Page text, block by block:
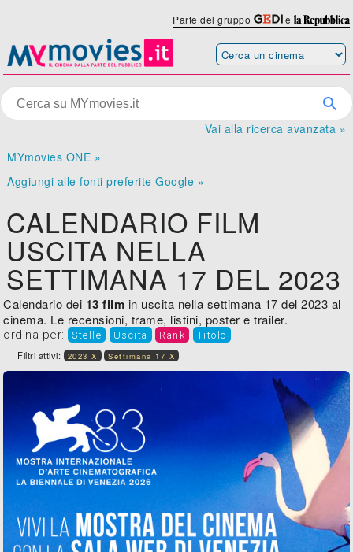
Parte del gruppo e
Vai alla ricerca avanzata »
MYmovies ONE »
Aggiungi alle fonti preferite Google »
CALENDARIO FILM
USCITA NELLA
SETTIMANA 17 DEL 2023
Calendario dei 13 film in uscita nella settimana 17 del 2023 al
cinema. Le recensioni, trame, listini, poster e trailer.
ordina per: Stelle Uscita Rank Titolo
Filtri attivi: 2023 X Settimana 17 X